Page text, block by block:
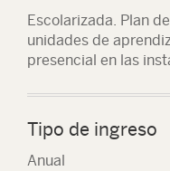
Escolarizada. Plan
unidades de
presencial en las
Tipo de ingreso
Anual